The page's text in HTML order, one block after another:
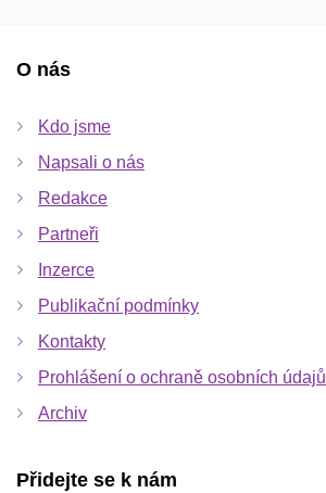
O nás
Kdo jsme
Napsali o nás
Redakce
Partneři
Inzerce
Publikační podmínky
Kontakty
Prohlášení o ochraně osobních údajů
Archiv
Přidejte se k nám